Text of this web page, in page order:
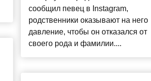
сообщил певец в Instagram,
родственники оказывают на него
давление, чтобы он отказался от
своего рода и фамилии....